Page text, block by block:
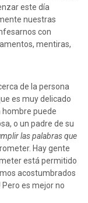
este día
nuestras
con
mentiras,
de la persona
es muy delicado
hombre puede
o un padre de su
las palabras que
Hay gente
está permitido
acostumbrados
Pero es mejor no